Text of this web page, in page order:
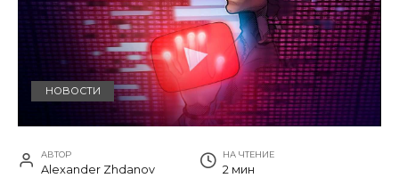
НОВОСТИ
АВТОР
Alexander Zhdanov
НА ЧТЕНИЕ
2 мин